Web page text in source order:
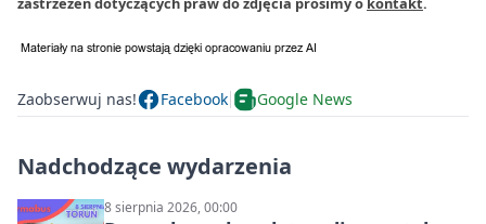
Zaobserwuj nas! Facebook Google News
Nadchodzące wydarzenia
8 sierpnia 2026, 00:00